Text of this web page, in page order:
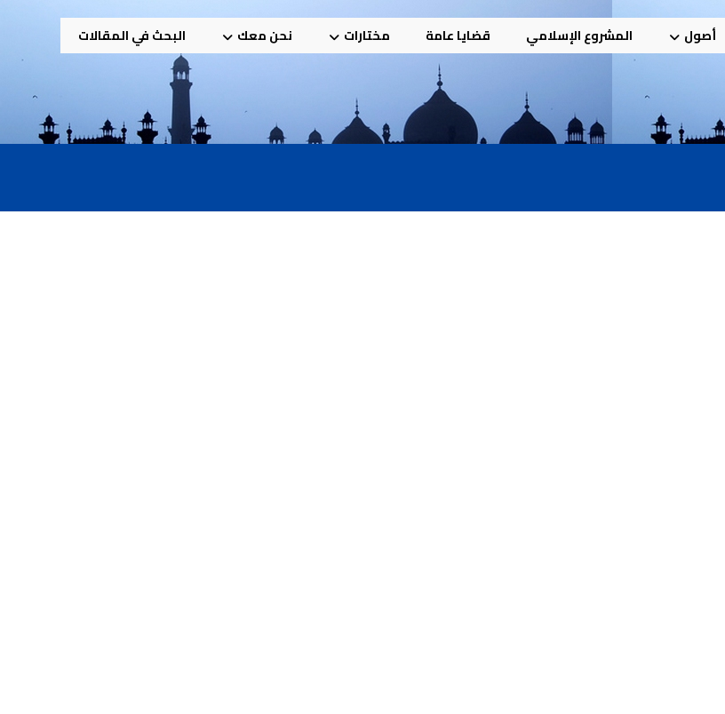
أصول المشروع الإسلامي قضايا عامة مختارات نحن معك البحث في المقالات